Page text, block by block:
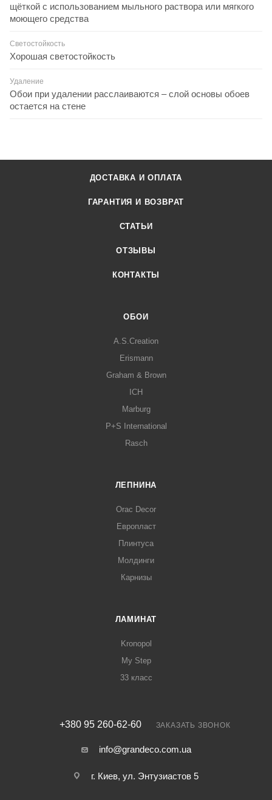
щёткой с использованием мыльного раствора или мягкого
моющего средства
Светостойкость
Хорошая светостойкость
Удаление
Обои при удалении расслаиваются – слой основы обоев
остается на стене
ДОСТАВКА И ОПЛАТА
ГАРАНТИЯ И ВОЗВРАТ
СТАТЬИ
ОТЗЫВЫ
КОНТАКТЫ
ОБОИ
A.S.Creation
Erismann
Graham & Brown
ICH
Marburg
P+S International
Rasch
ЛЕПНИНА
Orac Decor
Европласт
Плинтуса
Молдинги
Карнизы
ЛАМИНАТ
Kronopol
My Step
33 класс
+380 95 260-62-60 ЗАКАЗАТЬ ЗВОНОК
info@grandeco.com.ua
г. Киев, ул. Энтузиастов 5